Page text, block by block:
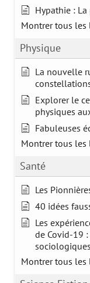
Hypathie :
Montrer tous les
Physique
La nouvelle
Explorer le
physiques
Fabuleuses
Montrer tous les
Santé
Les
40 idées
Les
de Covid-19
sociologiques
Montrer tous les